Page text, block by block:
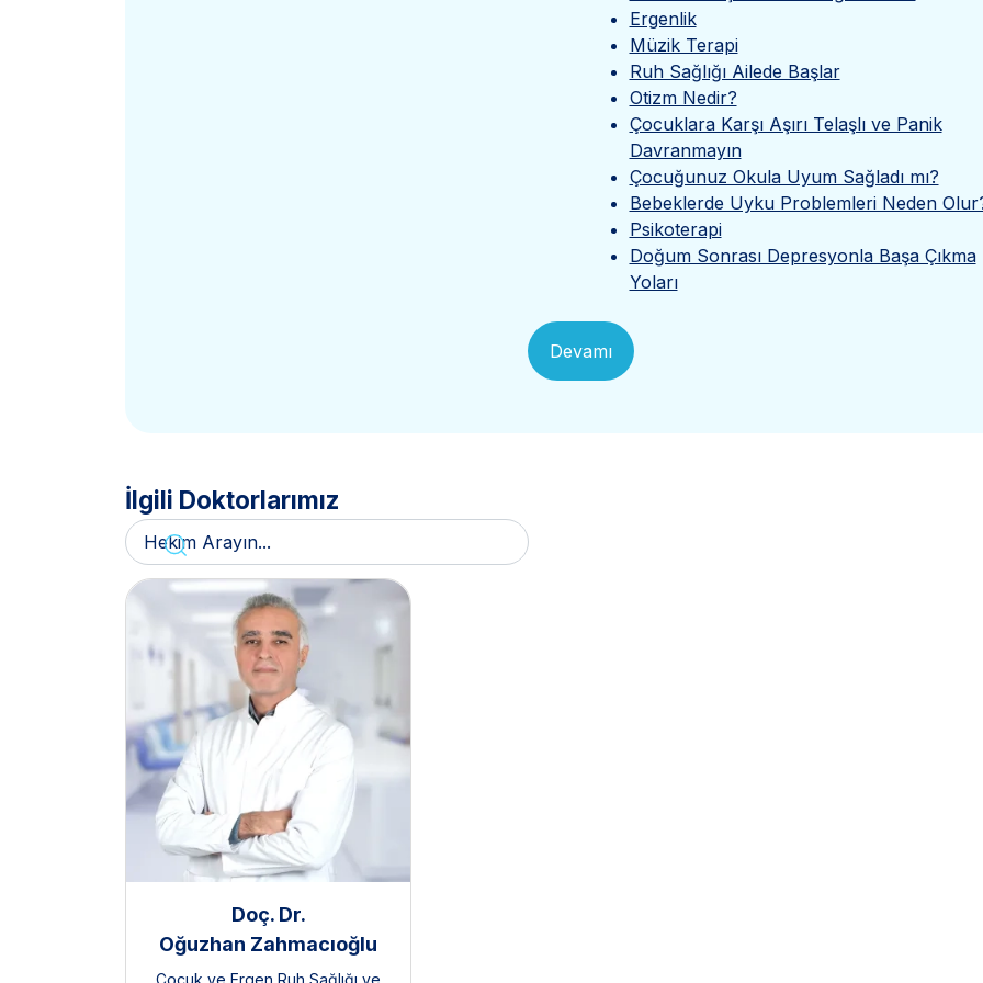
Ergenlik
Müzik Terapi
Ruh Sağlığı Ailede Başlar
Otizm Nedir?
Çocuklara Karşı Aşırı Telaşlı ve Panik
Davranmayın
Çocuğunuz Okula Uyum Sağladı mı?
Bebeklerde Uyku Problemleri Neden
Psikoterapi
Doğum Sonrası Depresyonla Başa Çıkma
Yoları
Devamı
İlgili Doktorlarımız
Doç. Dr.
Oğuzhan Zahmacıoğlu
Çocuk ve Ergen Ruh Sağlığı ve